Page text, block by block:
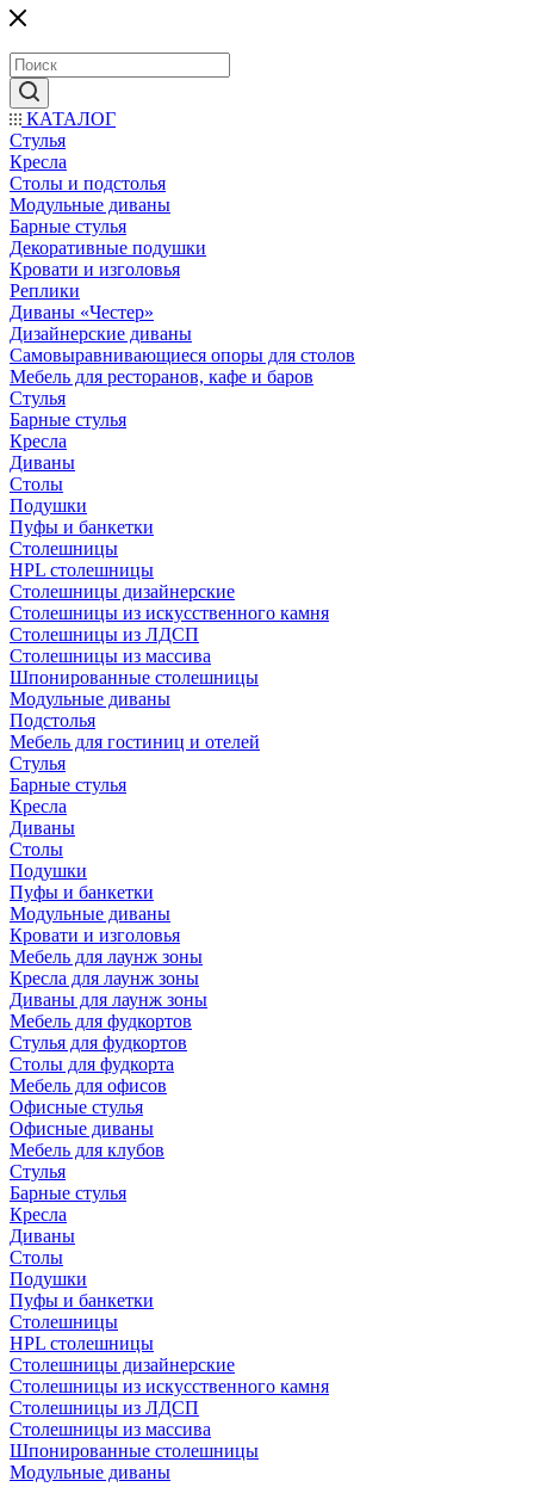
КАТАЛОГ
Стулья
Кресла
Столы и подстолья
Модульные диваны
Барные стулья
Декоративные подушки
Кровати и изголовья
Реплики
Диваны «Честер»
Дизайнерские диваны
Самовыравнивающиеся опоры для столов
Мебель для ресторанов, кафе и баров
Стулья
Барные стулья
Кресла
Диваны
Столы
Подушки
Пуфы и банкетки
Столешницы
HPL столешницы
Столешницы дизайнерские
Столешницы из искусственного камня
Столешницы из ЛДСП
Столешницы из массива
Шпонированные столешницы
Модульные диваны
Подстолья
Мебель для гостиниц и отелей
Стулья
Барные стулья
Кресла
Диваны
Столы
Подушки
Пуфы и банкетки
Модульные диваны
Кровати и изголовья
Мебель для лаунж зоны
Кресла для лаунж зоны
Диваны для лаунж зоны
Мебель для фудкортов
Стулья для фудкортов
Столы для фудкорта
Мебель для офисов
Офисные стулья
Офисные диваны
Мебель для клубов
Стулья
Барные стулья
Кресла
Диваны
Столы
Подушки
Пуфы и банкетки
Столешницы
HPL столешницы
Столешницы дизайнерские
Столешницы из искусственного камня
Столешницы из ЛДСП
Столешницы из массива
Шпонированные столешницы
Модульные диваны